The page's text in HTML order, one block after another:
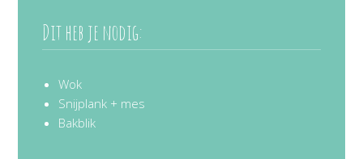
Dit heb je nodig:
Wok
Snijplank + mes
Bakblik